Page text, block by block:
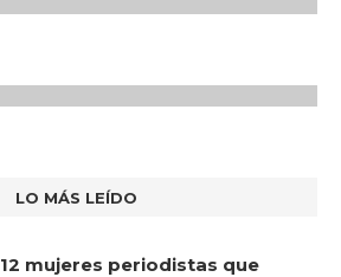
LO MÁS LEÍDO
12 mujeres periodistas que